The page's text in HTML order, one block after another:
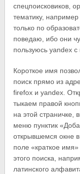
спецпоисковиков,
тематику,
только по
поведаю, ибо они
пользуюсь yandex
Короткое имя
поиск прямо из
firefox и yandex.
тыкаем правой
на этой страничке,
меню пунктик
открывшемся окне
поле «краткое
этого поиска,
латинского